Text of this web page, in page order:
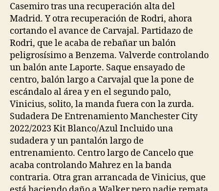
Casemiro tras una recuperación alta del
Madrid. Y otra recuperación de Rodri, ahora
cortando el avance de Carvajal. Partidazo de
Rodri, que le acaba de rebañar un balón
peligrosísimo a Benzema. Valverde controlando
un balón ante Laporte. Saque ensayado de
centro, balón largo a Carvajal que la pone de
escándalo al área y en el segundo palo,
Vinicius, solito, la manda fuera con la zurda.
Sudadera De Entrenamiento Manchester City
2022/2023 Kit Blanco/Azul Incluido una
sudadera y un pantalón largo de
entrenamiento. Centro largo de Cancelo que
acaba controlando Mahrez en la banda
contraria. Otra gran arrancada de Vinicius, que